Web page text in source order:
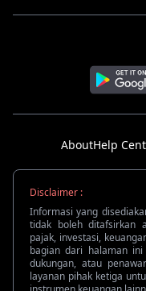
AboutHelp
Disclaimer :
Informasi yang
tidak boleh ditafsirkan
pajak, investasi,
bagian dari halaman
dukungan, atau
layanan pihak ketiga